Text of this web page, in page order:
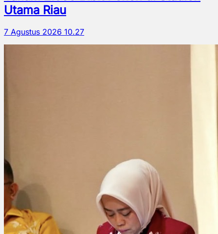
Utama Riau
7 Agustus 2026 10.27